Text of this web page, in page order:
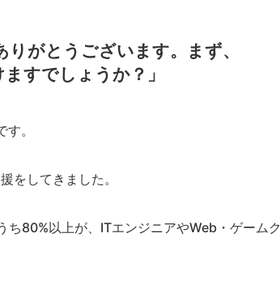
がとうございます。まず、
すでしょうか？」
。
をしてきました。
80%以上が、ITエンジニアやWeb・ゲームク